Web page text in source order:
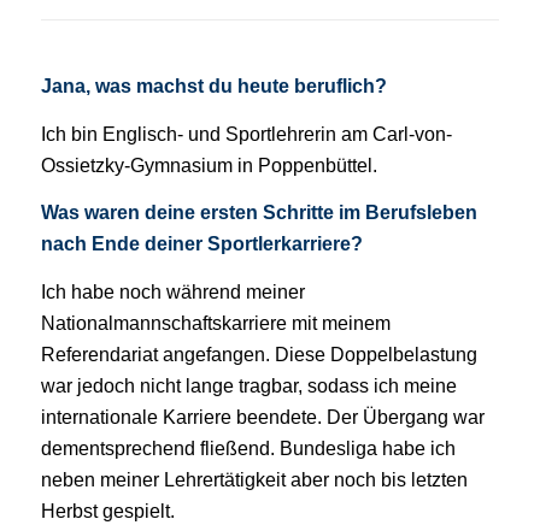
Jana, was machst du heute beruflich?
Ich bin Englisch- und Sportlehrerin am Carl-von-
Ossietzky-Gymnasium in Poppenbüttel.
Was waren deine ersten Schritte im Berufsleben
nach Ende deiner Sportlerkarriere?
Ich habe noch während meiner
Nationalmannschaftskarriere mit meinem
Referendariat angefangen. Diese Doppelbelastung
war jedoch nicht lange tragbar, sodass ich meine
internationale Karriere beendete. Der Übergang war
dementsprechend fließend. Bundesliga habe ich
neben meiner Lehrertätigkeit aber noch bis letzten
Herbst gespielt.